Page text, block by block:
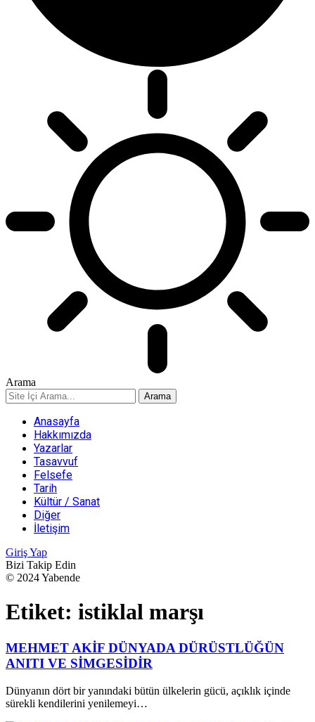
Arama
Anasayfa
Hakkımızda
Yazarlar
Tasavvuf
Felsefe
Tarih
Kültür / Sanat
Diğer
İletişim
Giriş Yap
Bizi Takip Edin
© 2024 Yabende
Etiket: istiklal marşı
MEHMET AKİF DÜNYADA DÜRÜSTLÜĞÜN
ANITI VE SİMGESİDİR
Dünyanın dört bir yanındaki bütün ülkelerin gücü, açıklık içinde
sürekli kendilerini yenilemeyi…